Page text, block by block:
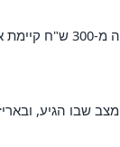
הלקוח